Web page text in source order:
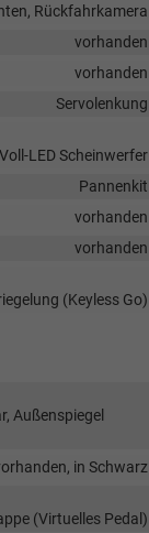
Rückfahrkamera
vorhanden
vorhanden
Servolenkung
LED Scheinwerfer
Pannenkit
vorhanden
vorhanden
(Keyless Go)
Außenspiegel
in Schwarz
(Virtuelles Pedal)